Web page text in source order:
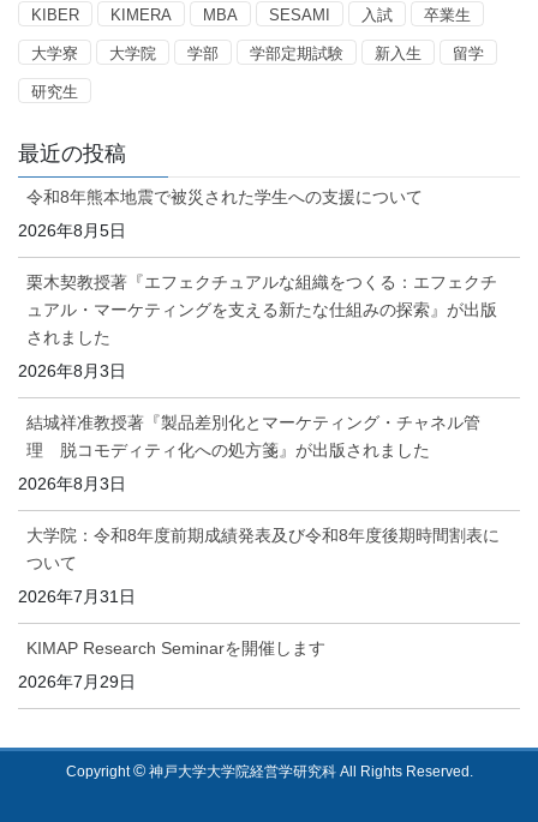
KIBER KIMERA MBA SESAMI 入試 卒業生
大学寮 大学院 学部 学部定期試験 新入生 留学
研究生
最近の投稿
令和8年熊本地震で被災された学生への支援について
2026年8月5日
栗木契教授著『エフェクチュアルな組織をつくる：エフェクチ
ュアル・マーケティングを支える新たな仕組みの探索』が出版
されました
2026年8月3日
結城祥准教授著『製品差別化とマーケティング・チャネル管
理 脱コモディティ化への処方箋』が出版されました
2026年8月3日
大学院：令和8年度前期成績発表及び令和8年度後期時間割表に
ついて
2026年7月31日
KIMAP Research Seminarを開催します
2026年7月29日
Copyright©神戸大学大学院経営学研究科 All Rights Reserved.